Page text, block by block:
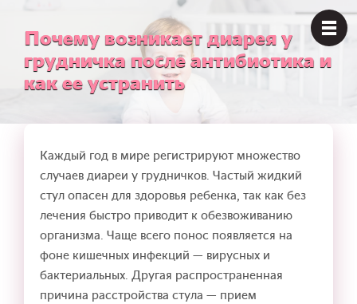
Почему возникает диарея у
грудничка после антибиотика и
как ее устранить
Каждый год в мире регистрируют множество
случаев диареи у грудничков. Частый жидкий
стул опасен для здоровья ребенка, так как без
лечения быстро приводит к обезвоживанию
организма. Чаще всего понос появляется на
фоне кишечных инфекций — вирусных и
бактериальных. Другая распространенная
причина расстройства стула — прием